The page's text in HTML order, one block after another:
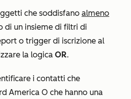
che soddisfano almeno
di un insieme di filtri di
o trigger di iscrizione al
la logica OR.
i contatti che
America O che hanno una